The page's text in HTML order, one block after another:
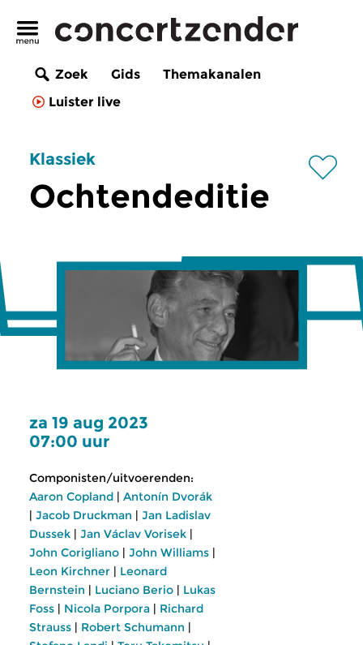
Zoek Gids
Themakanalen
Luister live
Klassiek
Ochtendeditie
za 19 aug 2023
07:00 uur
Componisten/uitvoerenden:
Aaron Copland | Antonín Dvorák
| Jacob Druckman | Jan Ladislav
Dussek | Jan Václav Vorisek |
John Corigliano | John Williams |
Leon Kirchner | Leonard
Bernstein | Luciano Berio | Lukas
Foss | Nicola Porpora | Richard
Strauss | Robert Schumann |